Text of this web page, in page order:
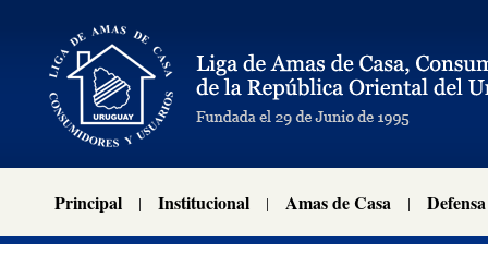
Principal Institucional Amas de Casa